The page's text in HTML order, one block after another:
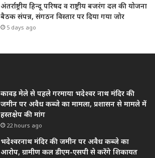
अंतर्राष्ट्रीय हिन्दू परिषद व राष्ट्रीय बजरंग दल की योजना
बैठक संपन्न, संगठन विस्तार पर दिया गया जोर
5 days ago
कावड़ मेले से पहले गरमाया भदेश्वर नाथ मंदिर की
जमीन पर अवैध कब्जे का मामला, प्रशासन से मामले में
हस्तक्षेप की मांग
22 hours ago
भदेश्वरनाथ मंदिर की जमीन पर अवैध कब्जे का
आरोप, ग्रामीण कल डीएम-एसपी से करेंगे शिकायत